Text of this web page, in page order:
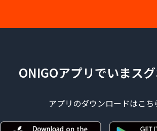
ONIGOアプリでいまス
アプリのダウンロードはこち